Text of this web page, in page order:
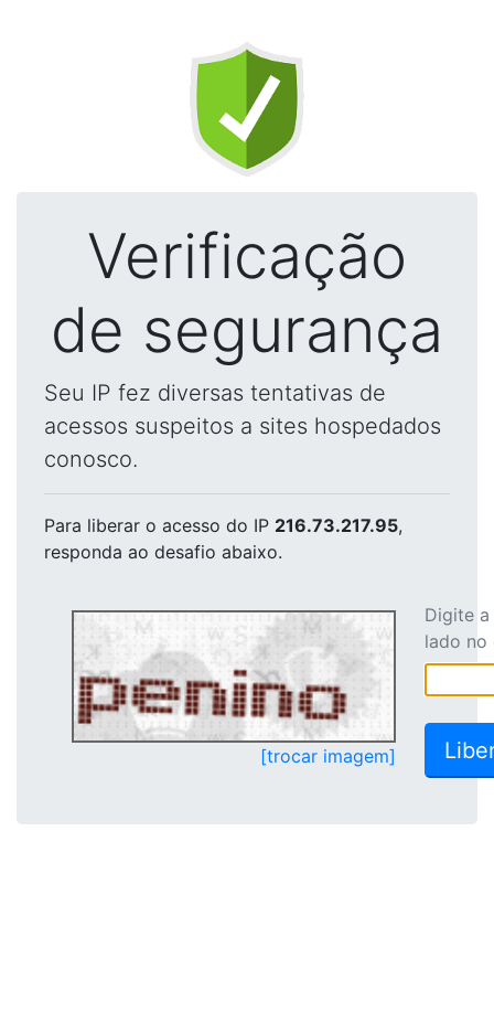
Verificação
de segurança
Seu IP fez diversas tentativas de
acessos suspeitos a sites hospedados
conosco.
Para liberar o acesso do IP 216.73.217.95,
responda ao desafio abaixo.
[trocar imagem]
Digite
lado no